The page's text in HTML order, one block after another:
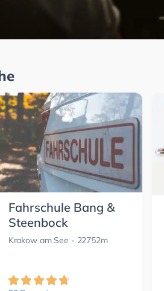
Fahrschule Bang &
Steenbock
Krakow am See - 22752m